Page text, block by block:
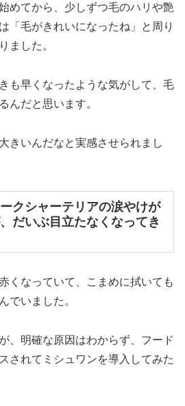
めてから、少しずつ毛のハリや艶
「毛がきれいになったね」と周り
ました。
も早くなったような気がして、毛
んだと思います。
きいんだなと実感させられまし
クシャーテリアの涙やけが
だいぶ目立たなくなってき
くなっていて、こまめに拭いても
でいました。
、明確な原因はわからず、フード
されてミシュワンを導入してみた